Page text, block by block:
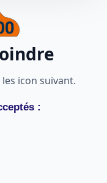
icon suivant.
: